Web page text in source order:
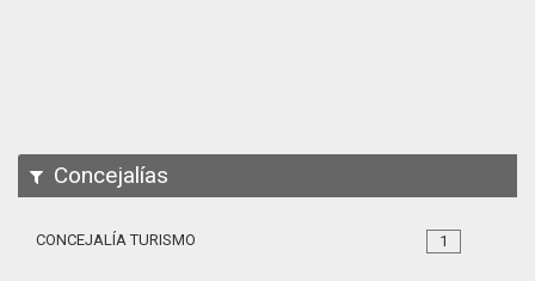
Concejalías
1
CONCEJALÍA TURISMO